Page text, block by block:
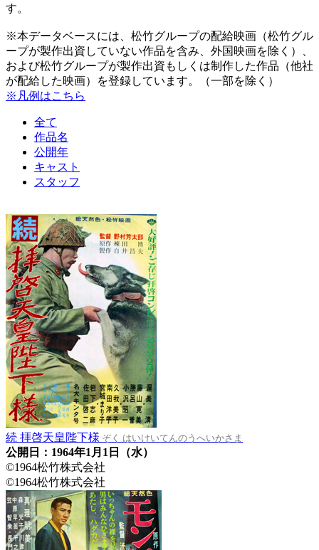
す。
※本データベースには、松竹グループの配給映画（松竹グル
ープが製作出資していない作品を含み、外国映画を除く）、
および松竹グループが製作出資もしくは制作した作品（他社
が配給した映画）を登録しています。（一部を除く）
※凡例はこちら
全て
作品名
公開年
キャスト
スタッフ
続 拝啓天皇陛下様 ぞく はいけいてんのうへいかさま
公開日：1964年1月1日（水）
©1964松竹株式会社
©1964松竹株式会社